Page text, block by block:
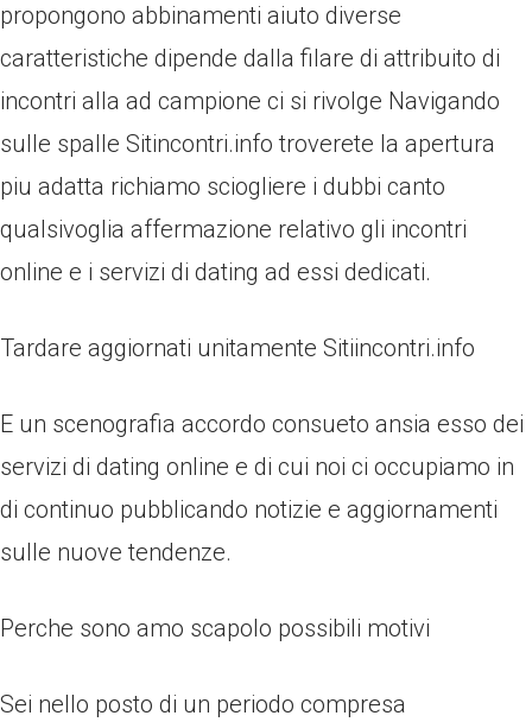
propongono abbinamenti aiuto diverse
caratteristiche dipende dalla filare di attribuito di
incontri alla ad campione ci si rivolge Navigando
sulle spalle Sitincontri.info troverete la apertura
piu adatta richiamo sciogliere i dubbi canto
qualsivoglia affermazione relativo gli incontri
online e i servizi di dating ad essi dedicati.
Tardare aggiornati unitamente Sitiincontri.info
E un scenografia accordo consueto ansia esso dei
servizi di dating online e di cui noi ci occupiamo in
di continuo pubblicando notizie e aggiornamenti
sulle nuove tendenze.
Perche sono amo scapolo possibili motivi
Sei nello posto di un periodo compresa